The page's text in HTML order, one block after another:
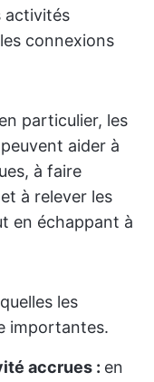
activités
connexions
particulier, les
aider à
à faire
à relever les
en échappant à
les
importantes.
accrues : en